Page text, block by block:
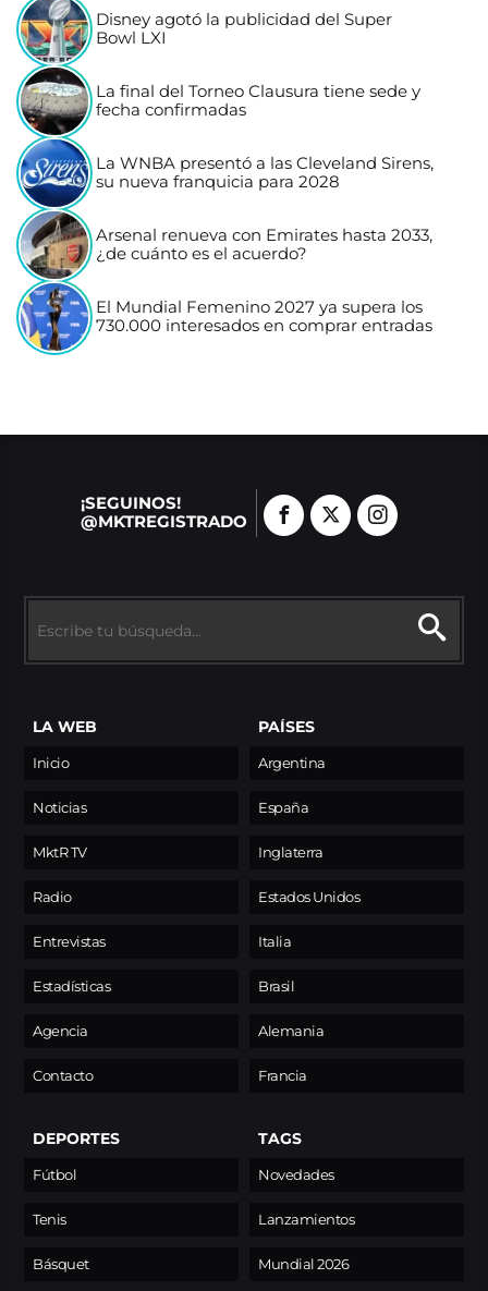
Disney agotó la publicidad del Super
Bowl LXI
La final del Torneo Clausura tiene sede y
fecha confirmadas
La WNBA presentó a las Cleveland Sirens,
su nueva franquicia para 2028
Arsenal renueva con Emirates hasta 2033,
¿de cuánto es el acuerdo?
El Mundial Femenino 2027 ya supera los
730.000 interesados en comprar entradas
¡SEGUINOS!
@MKTREGISTRADO
LA WEB
Inicio
Noticias
MktR TV
Radio
Entrevistas
Estadísticas
Agencia
Contacto
PAÍSES
Argentina
España
Inglaterra
Estados Unidos
Italia
Brasil
Alemania
Francia
DEPORTES
Fútbol
Tenis
Básquet
TAGS
Novedades
Lanzamientos
Mundial 2026